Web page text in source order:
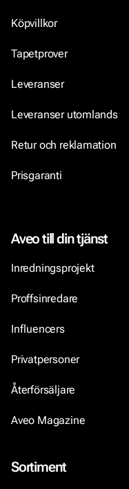
Köpvillkor
Tapetprover
Leveranser
Leveranser utomlands
Retur och reklamation
Prisgaranti
Aveo till din tjänst
Inredningsprojekt
Proffsinredare
Influencers
Privatpersoner
Återförsäljare
Aveo Magazine
Sortiment